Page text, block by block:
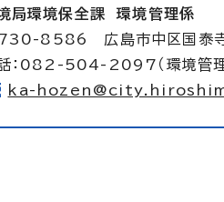
局環境保全課環境管理係
8586 広島市中区国泰
：082-504-2097（環境管
ka-